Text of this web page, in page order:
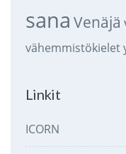
sana Venäjä
vähemmistökielet
Linkit
ICORN